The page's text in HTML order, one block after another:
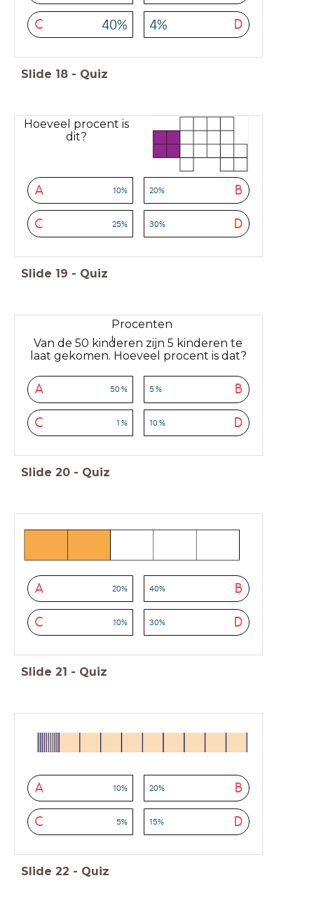
C 40% D
4%
Slide 18 - Quiz
Hoeveel procent is
dit?
A 10% B
20%
C 25% D
30%
Slide 19 - Quiz
Van de 50 kinderen zijn 5 kinderen te
laat gekomen. Hoeveel procent is dat?
Procenten
!
A 50 % B
5 %
C 1 % D
10 %
Slide 20 - Quiz
A 20% B
40%
C 10% D
30%
Slide 21 - Quiz
A 10% B
20%
C 5% D
15%
Slide 22 - Quiz